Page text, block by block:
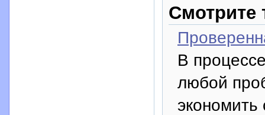
Смотрите
В
любой
экономить